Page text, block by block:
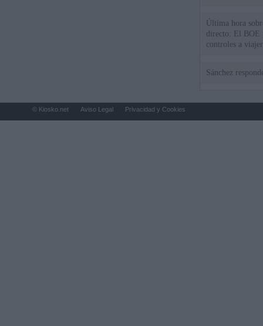
Última hora
directo: El BOE
controles a
Sánchez
© Kiosko.net Aviso Legal Privacidad y Cookies